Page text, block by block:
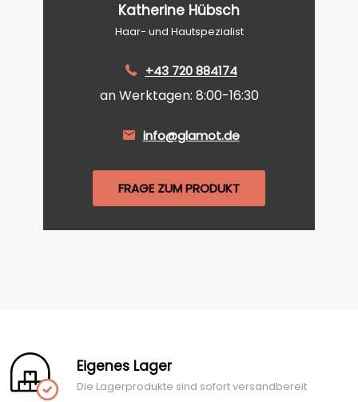
Katherine Hübsch
Haar- und Hautspezialist
+43 720 884174
an Werktagen: 8:00-16:30
info@glamot.de
FRAGE ZUM PRODUKT
Eigenes Lager
Die Lagerprodukte sind sofort versandbereit